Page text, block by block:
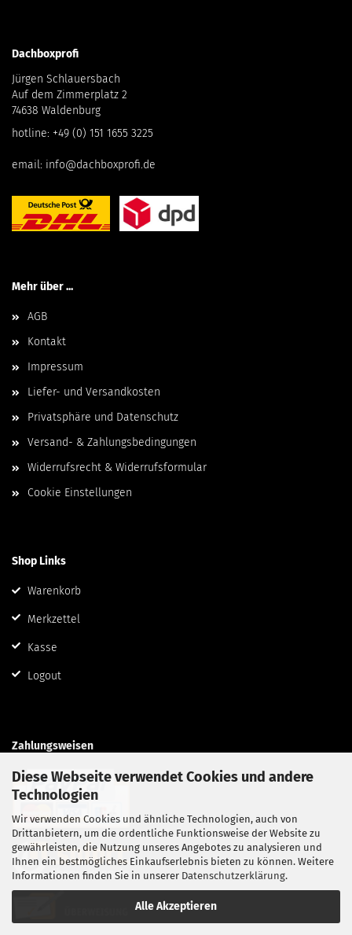
Diese Webseite verwendet Cookies und andere
Technologien
Wir verwenden Cookies und ähnliche Technologien, auch von
Drittanbietern, um die ordentliche Funktionsweise der Website zu
gewährleisten, die Nutzung unseres Angebotes zu analysieren und
Ihnen ein bestmögliches Einkaufserlebnis bieten zu können. Weitere
Informationen finden Sie in unserer Datenschutzerklärung.
Alle Akzeptieren
Dachboxprofi
Jürgen Schlauersbach
Auf dem Zimmerplatz 2
74638 Waldenburg
hotline: +49 (0) 151 1655 3225
email: info@dachboxprofi.de
Mehr über ...
AGB
Kontakt
Impressum
Liefer- und Versandkosten
Privatsphäre und Datenschutz
Versand- & Zahlungsbedingungen
Widerrufsrecht & Widerrufsformular
Cookie Einstellungen
Shop Links
Warenkorb
Merkzettel
Kasse
Logout
Zahlungsweisen